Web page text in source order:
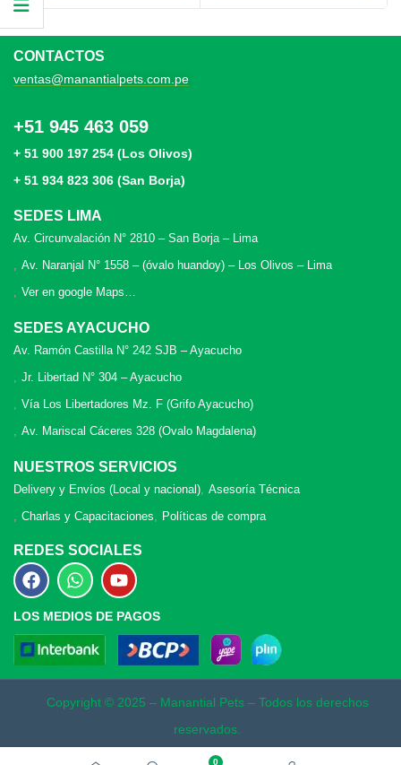
CONTACTOS
ventas@manantialpets.com.pe
+51 945 463 059
+ 51 900 197 254 (Los Olivos)
+ 51 934 823 306 (San Borja)
SEDES LIMA
Av. Circunvalación N° 2810 – San Borja – Lima
Av. Naranjal N° 1558 – (óvalo huandoy) – Los Olivos – Lima
Ver en google Maps…
SEDES AYACUCHO
Av. Ramón Castilla N° 242 SJB – Ayacucho
Jr. Libertad N° 304 – Ayacucho
Vía Los Libertadores Mz. F (Grifo Ayacucho)
Av. Mariscal Cáceres 328 (Ovalo Magdalena)
NUESTROS SERVICIOS
Delivery y Envíos (Local y nacional) Asesoría Técnica
Charlas y Capacitaciones
Políticas de compra
REDES SOCIALES
LOS MEDIOS DE PAGOS
Copyright © 2025 – Manantial Pets – Todos los derechos
reservados.
0